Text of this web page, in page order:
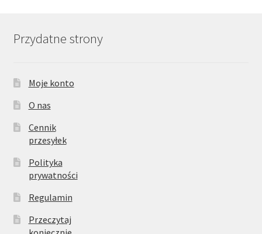
Przydatne strony
Moje konto
O nas
Cennik
przesyłek
Polityka
prywatności
Regulamin
Przeczytaj